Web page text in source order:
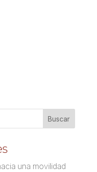
una movilidad